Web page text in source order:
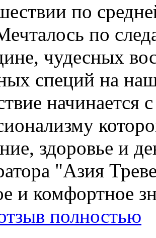
по
по
чудесных
специй на
здоровье и
"Азия
и комфортное
полностью